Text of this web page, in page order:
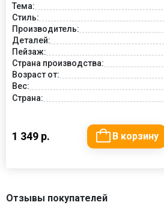
Тема:
Стиль:
Производитель:
Деталей:
Пейзаж:
Страна производства:
Возраст от:
Вес:
Страна:
1 349 р. В корзину
Отзывы покупателей